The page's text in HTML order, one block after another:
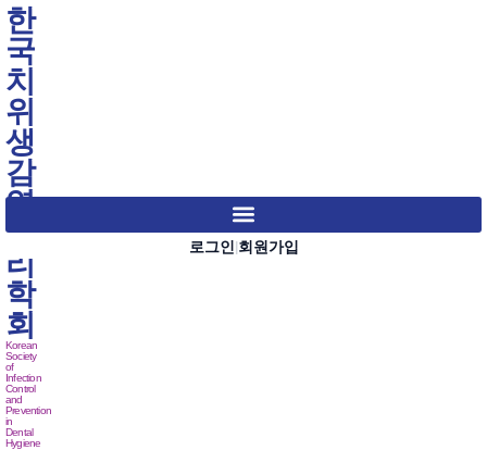
한
국
치
위
생
감
염
관
리
학
회
Korean
Society
of
Infection
Control
and
Prevention
in
Dental
Hygiene
로그인 회원가입